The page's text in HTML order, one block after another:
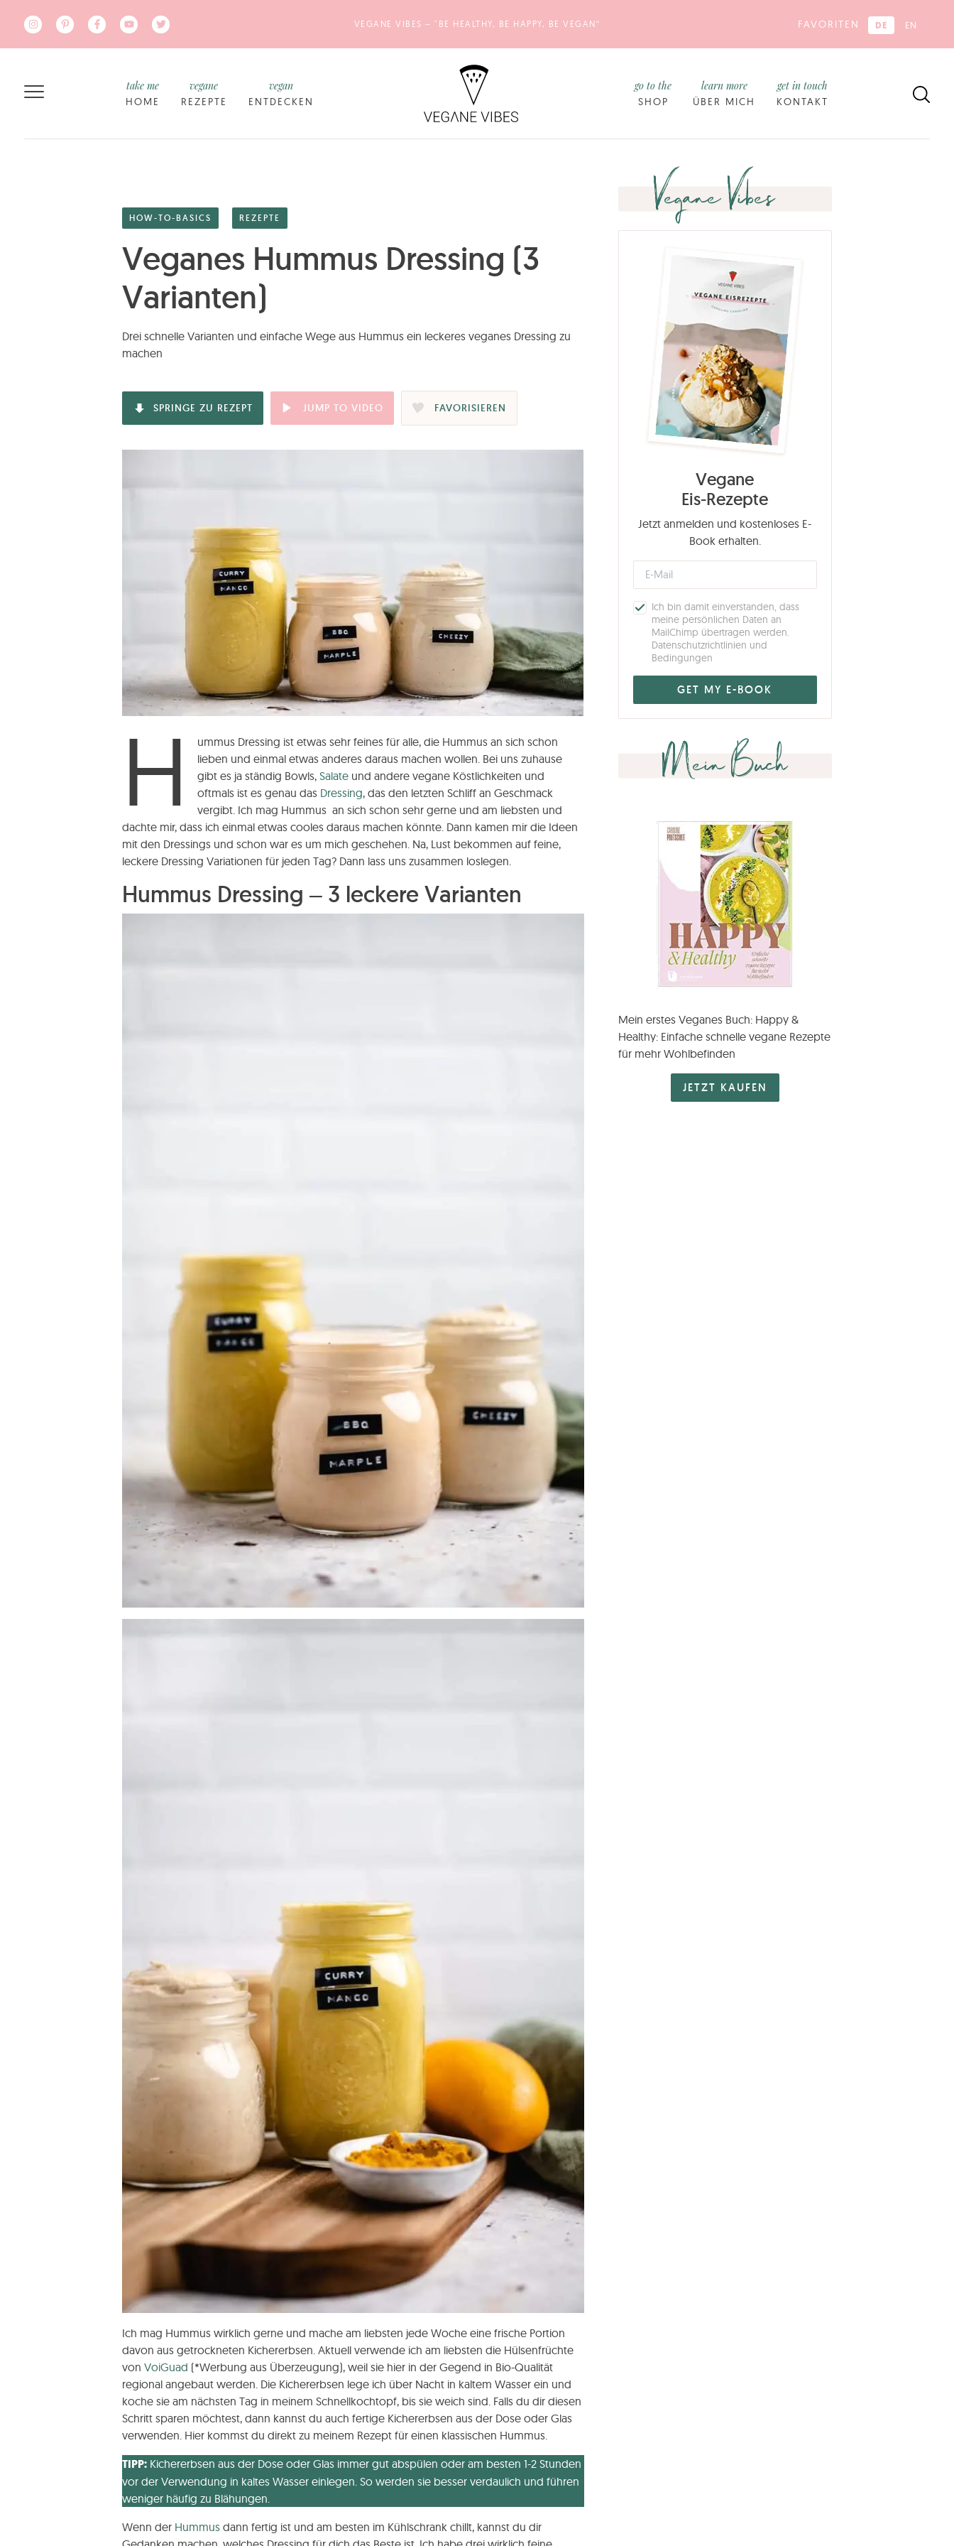
VEGANE VIBES – "BE HEALTHY, BE HAPPY, BE VEGAN“ FAVORITEN DE EN
HOME
take me
REZEPTE
vegane
ENTDECKEN
vegan
SHOP
go to the
ÜBER MICH
learn more
KONTAKT
get in touch
HOW-TO-BASICS REZEPTE
Veganes Hummus Dressing (3
Varianten)
Drei schnelle Varianten und einfache Wege aus Hummus ein leckeres veganes Dressing zu
machen
SPRINGE ZU REZEPT JUMP TO VIDEO FAVORISIEREN
H
ummus Dressing ist etwas sehr feines für alle, die Hummus an sich schon
lieben und einmal etwas anderes daraus machen wollen. Bei uns zuhause
gibt es ja ständig Bowls,Salate und andere vegane Köstlichkeiten und
oftmals ist es genau das Dressing, das den letzten Schliff an Geschmack
vergibt. Ich mag Hummus an sich schon sehr gerne und am liebsten und
dachte mir, dass ich einmal etwas cooles daraus machen könnte. Dann kamen mir die Ideen
mit den Dressings und schon war es um mich geschehen. Na, Lust bekommen auf feine,
leckere Dressing Variationen für jeden Tag? Dann lass uns zusammen loslegen.
Hummus Dressing – 3 leckere Varianten
Ich mag Hummus wirklich gerne und mache am liebsten jede Woche eine frische Portion
davon aus getrockneten Kichererbsen. Aktuell verwende ich am liebsten die Hülsenfrüchte
von VoiGuad (*Werbung aus Überzeugung), weil sie hier in der Gegend in Bio-Qualität
regional angebaut werden. Die Kichererbsen lege ich über Nacht in kaltem Wasser ein und
koche sie am nächsten Tag in meinem Schnellkochtopf, bis sie weich sind. Falls du dir diesen
Schritt sparen möchtest, dann kannst du auch fertige Kichererbsen aus der Dose oder Glas
verwenden. Hier kommst du direkt zu meinem Rezept für einen klassischen Hummus.
TIPP: Kichererbsen aus der Dose oder Glas immer gut abspülen oder am besten 1-2 Stunden
vor der Verwendung in kaltes Wasser einlegen. So werden sie besser verdaulich und führen
weniger häufig zu Blähungen.
Wenn der Hummus dann fertig ist und am besten im Kühlschrank chillt, kannst du dir
Vegane Vibes
Vegane
Eis-Rezepte
Jetzt anmelden und kostenloses E-
Book erhalten.
Ich bin damit einverstanden, dass
meine persönlichen Daten an
MailChimp übertragen werden.
Datenschutzrichtlinien und
Bedingungen
Mein Buch
Mein erstes Veganes Buch: Happy &
Healthy: Einfache schnelle vegane Rezepte
für mehr Wohlbefinden
JETZT KAUFEN